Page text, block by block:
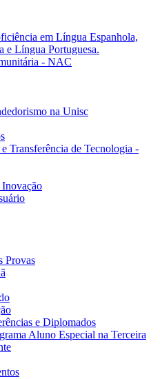
em Língua Espanhola,
e Língua Portuguesa.
- NAC
na Unisc
Transferência de Tecnologia -
Inovação
Provas
e Diplomados
Aluno Especial na Terceira